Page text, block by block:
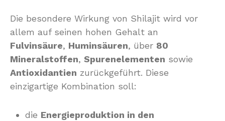
Die besondere Wirkung von Shilajit wird vor
allem auf seinen hohen Gehalt an
Fulvinsäure, Huminsäuren, über 80
Mineralstoffen, Spurenelementen sowie
Antioxidantien zurückgeführt. Diese
einzigartige Kombination soll:
die Energieproduktion in den